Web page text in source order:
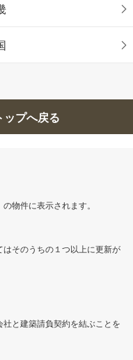
ップへ戻る
物件に表示されます。
そのうちの１つ以上に更新が
と建築請負契約を結ぶことを